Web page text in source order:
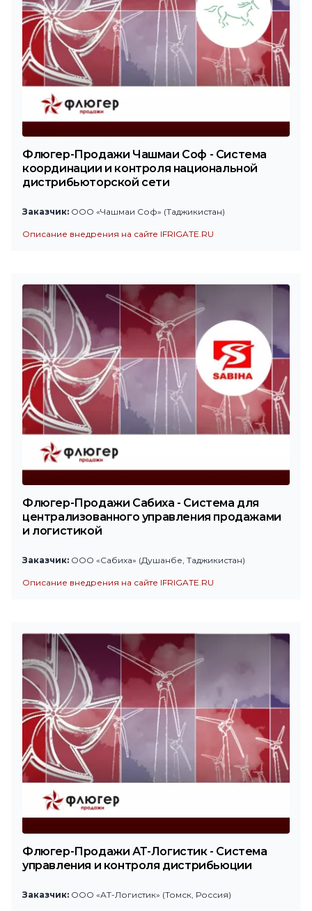
Флюгер-Продажи Чашмаи Соф - Система
координации и контроля национальной
дистрибьюторской сети
Заказчик: ООО «Чашмаи Соф» (Таджикистан)
Описание внедрения на сайте IFRIGATE.RU
Флюгер-Продажи Сабиха - Система для
централизованного управления продажами
и логистикой
Заказчик: ООО «Сабиха» (Душанбе, Таджикистан)
Описание внедрения на сайте IFRIGATE.RU
Флюгер-Продажи АТ-Логистик - Система
управления и контроля дистрибьюции
Заказчик: ООО «АТ-Логистик» (Томск, Россия)